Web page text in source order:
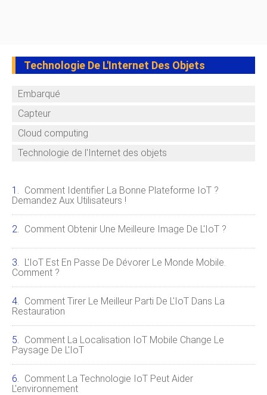
Technologie De L'Internet Des Objets
Embarqué
Capteur
Cloud computing
Technologie de l'Internet des objets
Comment Identifier La Bonne Plateforme IoT ?
Demandez Aux Utilisateurs !
Comment Obtenir Une Meilleure Image De L'IoT ?
L'IoT Est En Passe De Dévorer Le Monde Mobile.
Comment ?
Comment Tirer Le Meilleur Parti De L'IoT Dans La
Restauration
Comment La Localisation IoT Mobile Change Le
Paysage De L'IoT
Comment La Technologie IoT Peut Aider
L'environnement